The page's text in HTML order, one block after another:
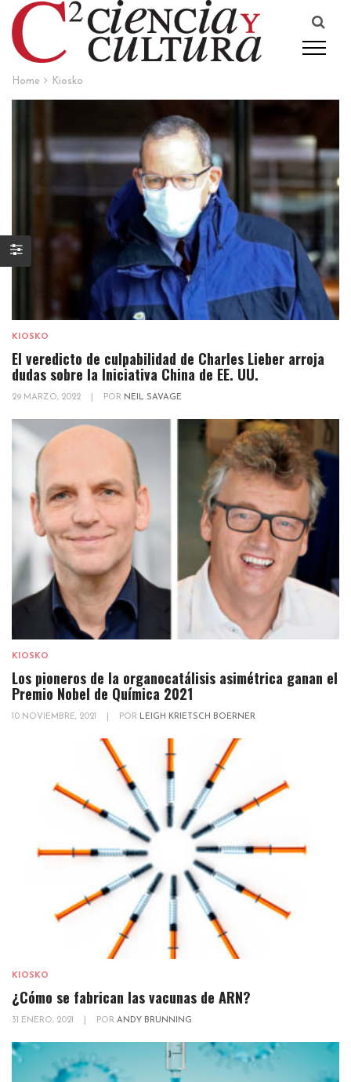
Home Kiosko
KIOSKO
El veredicto de culpabilidad de Charles Lieber arroja
dudas sobre la Iniciativa China de EE. UU.
29 MARZO, 2022 POR NEIL SAVAGE
KIOSKO
Los pioneros de la organocatálisis asimétrica ganan el
Premio Nobel de Química 2021
10 NOVIEMBRE, 2021 POR LEIGH KRIETSCH BOERNER
KIOSKO
¿Cómo se fabrican las vacunas de ARN?
31 ENERO, 2021 POR ANDY BRUNNING